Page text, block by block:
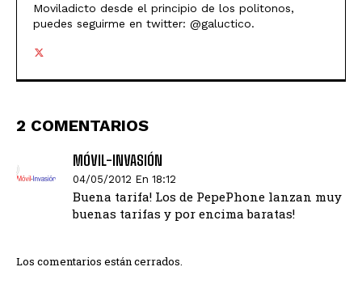
Moviladicto desde el principio de los politonos,
puedes seguirme en twitter: @galuctico.
2 COMENTARIOS
MÓVIL-INVASIÓN
04/05/2012 En 18:12
Buena tarifa! Los de PepePhone lanzan muy
buenas tarifas y por encima baratas!
Los comentarios están cerrados.